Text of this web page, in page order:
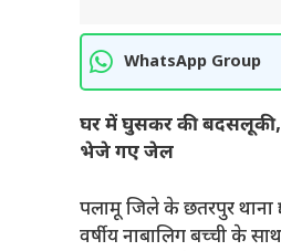
WhatsApp Group
घर में घुसकर की बदसलूकी,
भेजे गए जेल
पलामू जिले के छतरपुर थाना
वर्षीय नाबालिग बच्ची के